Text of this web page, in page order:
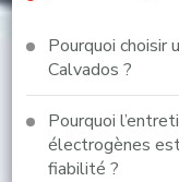
Pourquoi choisir
Calvados ?
Pourquoi
électrogènes
fiabilité ?